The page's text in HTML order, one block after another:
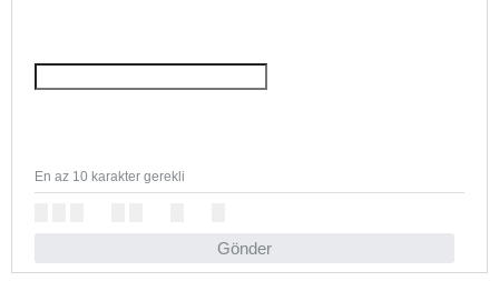
Gönder
En az 10 karakter gerekli